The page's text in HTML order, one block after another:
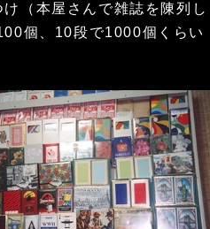
（本屋さんで雑誌を陳列し
個、10段で1000個くらい